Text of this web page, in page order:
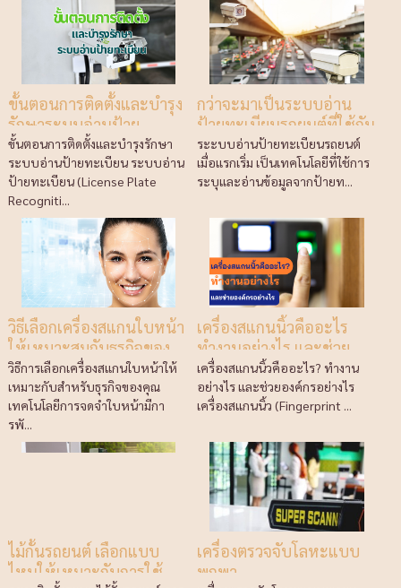
ขั้นตอนการติดตั้งและบำรุง
รักษาระบบอ่านป้าย
ทะเบียน
ขั้นตอนการติดตั้งและบำรุงรักษา
ระบบอ่านป้ายทะเบียน ระบบอ่าน
ป้ายทะเบียน (License Plate
Recogniti...
กว่าจะมาเป็นระบบอ่าน
ป้ายทะเบียนรถยนต์ที่ใช้กัน
แพร่หลายในทุกวันนี้
ระะบบอ่านป้ายทะเบียนรถยนต์
เมื่อแรกเริ่ม เป็นเทคโนโลยีที่ใช้การ
ระบุและอ่านข้อมูลจากป้ายท...
วิธีเลือกเครื่องสแกนใบหน้า
ให้เหมาะสมกับธุรกิจของ
คุณ
วิธีการเลือกเครื่องสแกนใบหน้าให้
เหมาะกับสำหรับธุรกิจของคุณ
เทคโนโลยีการจดจำใบหน้ามีกา
รพั...
เครื่องสแกนนิ้วคืออะไร
ทำงานอย่างไร และช่วย
องค์กรอย่างไร
เครื่องสแกนนิ้วคืออะไร? ทำงาน
อย่างไร และช่วยองค์กรอย่างไร
เครื่องสแกนนิ้ว (Fingerprint ...
ไม้กั้นรถยนต์ เลือกแบบ
ไหนให้เหมาะกับการใช้
เครื่องตรวจจับโลหะแบบ
พกพา